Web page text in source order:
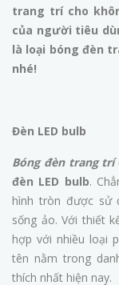
trang trí cho
của người tiêu
là loại bóng đèn
nhé!
Đèn LED bulb
Bóng đèn trang trí
đèn LED bulb.
hình tròn được sử
sống ảo. Với thiết
hợp với nhiều loại
tên nằm trong
thích nhất hiện nay.